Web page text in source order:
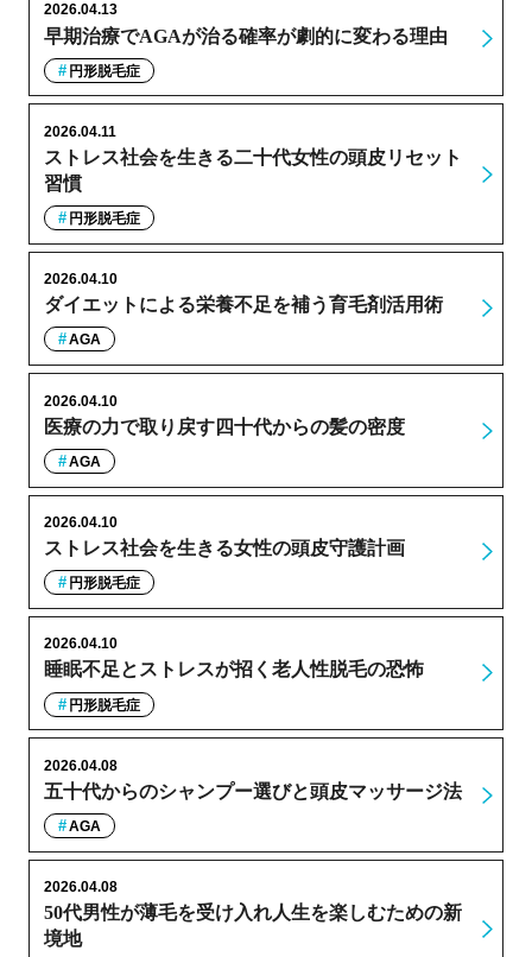
早期治療でAGAが治る確率が劇的に変わる理由
2026.04.13
円形脱毛症
ストレス社会を生きる二十代女性の頭皮リセット
習慣
2026.04.11
円形脱毛症
ダイエットによる栄養不足を補う育毛剤活用術
2026.04.10
AGA
医療の力で取り戻す四十代からの髪の密度
2026.04.10
AGA
ストレス社会を生きる女性の頭皮守護計画
2026.04.10
円形脱毛症
睡眠不足とストレスが招く老人性脱毛の恐怖
2026.04.10
円形脱毛症
五十代からのシャンプー選びと頭皮マッサージ法
2026.04.08
AGA
50代男性が薄毛を受け入れ人生を楽しむための新
境地
2026.04.08